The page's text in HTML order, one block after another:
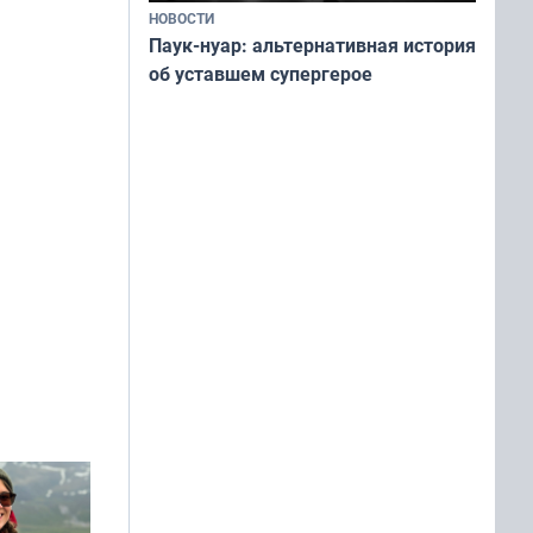
НОВОСТИ
Паук-нуар: альтернативная история
об уставшем супергерое